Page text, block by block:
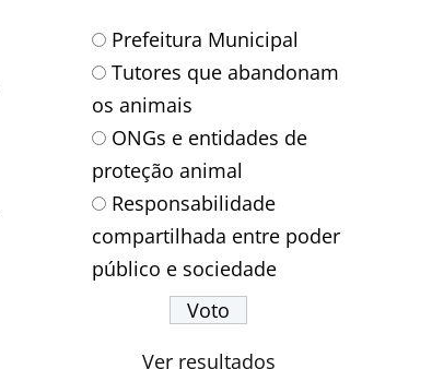
Prefeitura Municipal
Tutores que abandonam
os animais
ONGs e entidades de
proteção animal
Responsabilidade
compartilhada entre poder
público e sociedade
Ver resultados